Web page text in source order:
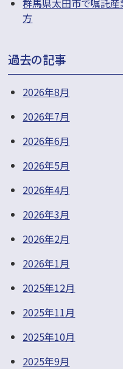
方
過去の記事
2026年8月
2026年7月
2026年6月
2026年5月
2026年4月
2026年3月
2026年2月
2026年1月
2025年12月
2025年11月
2025年10月
2025年9月